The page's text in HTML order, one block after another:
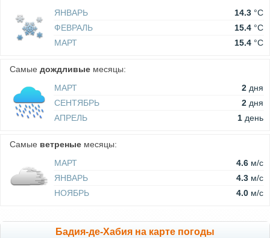
ЯНВАРЬ
14.3 °C
ФЕВРАЛЬ
15.4 °C
МАРТ
15.4 °C
Самые дождливые месяцы:
МАРТ
2 дня
СЕНТЯБРЬ
2 дня
АПРЕЛЬ
1 день
Самые ветреные месяцы:
МАРТ
4.6 м/c
ЯНВАРЬ
4.3 м/c
НОЯБРЬ
4.0 м/c
Бадия-де-Хабия на карте погоды